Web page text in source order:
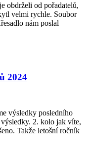
obdrželi od pořadatelů,
velmi rychle. Soubor
nám poslal
2024
výsledky posledního
2. kolo jak víte,
Takže letošní ročník